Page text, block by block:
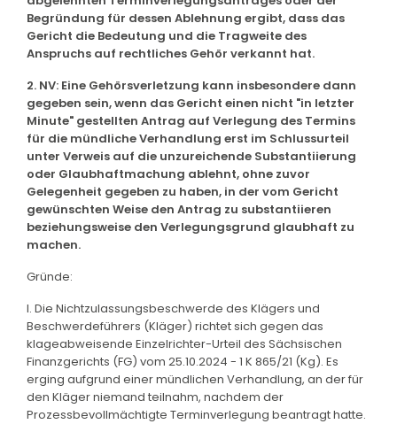
Begründung für dessen Ablehnung ergibt, dass das
Gericht die Bedeutung und die Tragweite des
Anspruchs auf rechtliches Gehör verkannt hat.
2. NV: Eine Gehörsverletzung kann insbesondere dann
gegeben sein, wenn das Gericht einen nicht "in letzter
Minute" gestellten Antrag auf Verlegung des Termins
für die mündliche Verhandlung erst im Schlussurteil
unter Verweis auf die unzureichende Substantiierung
oder Glaubhaftmachung ablehnt, ohne zuvor
Gelegenheit gegeben zu haben, in der vom Gericht
gewünschten Weise den Antrag zu substantiieren
beziehungsweise den Verlegungsgrund glaubhaft zu
machen.
Gründe:
I. Die Nichtzulassungsbeschwerde des Klägers und
Beschwerdeführers (Kläger) richtet sich gegen das
klageabweisende Einzelrichter-Urteil des Sächsischen
Finanzgerichts (FG) vom 25.10.2024 - 1 K 865/21 (Kg). Es
erging aufgrund einer mündlichen Verhandlung, an der für
den Kläger niemand teilnahm, nachdem der
Prozessbevollmächtigte Terminverlegung beantragt hatte.